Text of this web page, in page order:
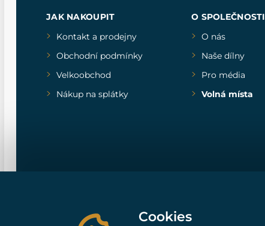
JAK NAKOUPIT
Kontakt a prodejny
Obchodní podmínky
Velkoobchod
Nákup na splátky
O SPOLEČNOSTI
O nás
Naše dílny
Pro média
Volná místa
Cookies